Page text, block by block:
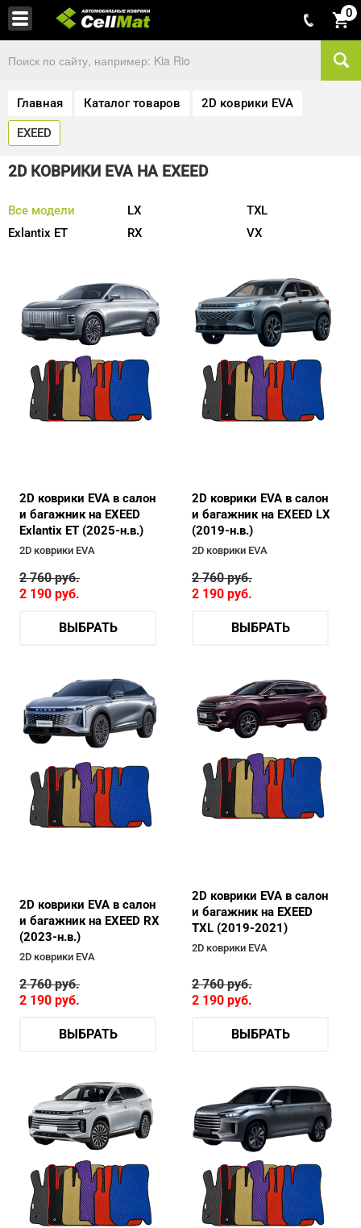
0
Главная Каталог товаров 2D коврики EVA
EXEED
2D КОВРИКИ EVA НА EXEED
Все модели
Exlantix ET
LX
RX
TXL
VX
2D коврики EVA в салон
и багажник на EXEED
Exlantix ET (2025-н.в.)
2D коврики EVA
2 760руб.
2 190 руб.
ВЫБРАТЬ
2D коврики EVA в салон
и багажник на EXEED LX
(2019-н.в.)
2D коврики EVA
2 760руб.
2 190 руб.
ВЫБРАТЬ
2D коврики EVA в салон
и багажник на EXEED RX
(2023-н.в.)
2D коврики EVA
2 760руб.
2 190 руб.
ВЫБРАТЬ
2D коврики EVA в салон
и багажник на EXEED
TXL (2019-2021)
2D коврики EVA
2 760руб.
2 190 руб.
ВЫБРАТЬ